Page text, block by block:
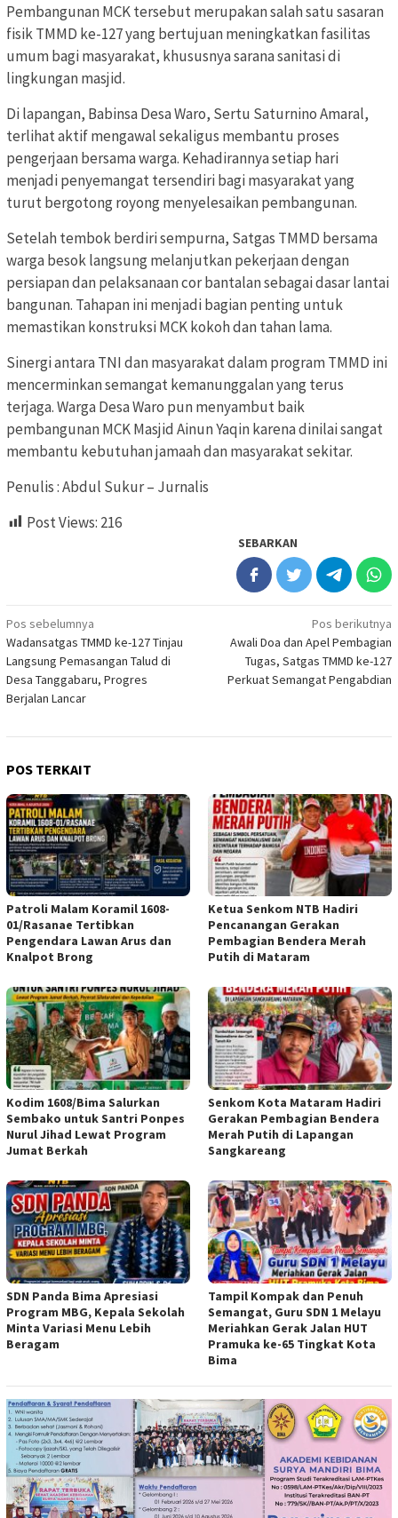
Pembangunan MCK tersebut merupakan salah satu sasaran
fisik TMMD ke-127 yang bertujuan meningkatkan fasilitas
umum bagi masyarakat, khususnya sarana sanitasi di
lingkungan masjid.
Di lapangan, Babinsa Desa Waro, Sertu Saturnino Amaral,
terlihat aktif mengawal sekaligus membantu proses
pengerjaan bersama warga. Kehadirannya setiap hari
menjadi penyemangat tersendiri bagi masyarakat yang
turut bergotong royong menyelesaikan pembangunan.
Setelah tembok berdiri sempurna, Satgas TMMD bersama
warga besok langsung melanjutkan pekerjaan dengan
persiapan dan pelaksanaan cor bantalan sebagai dasar lantai
bangunan. Tahapan ini menjadi bagian penting untuk
memastikan konstruksi MCK kokoh dan tahan lama.
Sinergi antara TNI dan masyarakat dalam program TMMD ini
mencerminkan semangat kemanunggalan yang terus
terjaga. Warga Desa Waro pun menyambut baik
pembangunan MCK Masjid Ainun Yaqin karena dinilai sangat
membantu kebutuhan jamaah dan masyarakat sekitar.
Penulis : Abdul Sukur – Jurnalis
Post Views: 216
SEBARKAN
Navigasi
pos
Pos sebelumnya
Wadansatgas TMMD ke-127 Tinjau
Langsung Pemasangan Talud di
Desa Tanggabaru, Progres
Berjalan Lancar
Pos berikutnya
Awali Doa dan Apel Pembagian
Tugas, Satgas TMMD ke-127
Perkuat Semangat Pengabdian
POS TERKAIT
Patroli Malam Koramil 1608-
01/Rasanae Tertibkan
Pengendara Lawan Arus dan
Knalpot Brong
Ketua Senkom NTB Hadiri
Pencanangan Gerakan
Pembagian Bendera Merah
Putih di Mataram
Kodim 1608/Bima Salurkan
Sembako untuk Santri Ponpes
Nurul Jihad Lewat Program
Jumat Berkah
Senkom Kota Mataram Hadiri
Gerakan Pembagian Bendera
Merah Putih di Lapangan
Sangkareang
SDN Panda Bima Apresiasi
Program MBG, Kepala Sekolah
Minta Variasi Menu Lebih
Beragam
Tampil Kompak dan Penuh
Semangat, Guru SDN 1 Melayu
Meriahkan Gerak Jalan HUT
Pramuka ke-65 Tingkat Kota
Bima